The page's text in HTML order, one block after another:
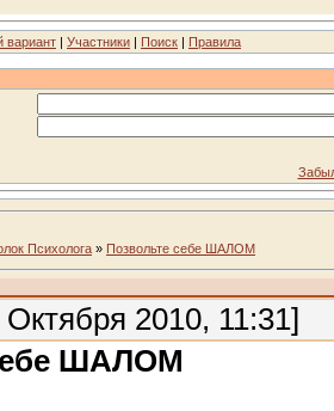
вариант | Участники | Поиск | Правила
Психолога » Позвольте себе ШАЛОМ
2010, 11:31]
ШАЛОМ